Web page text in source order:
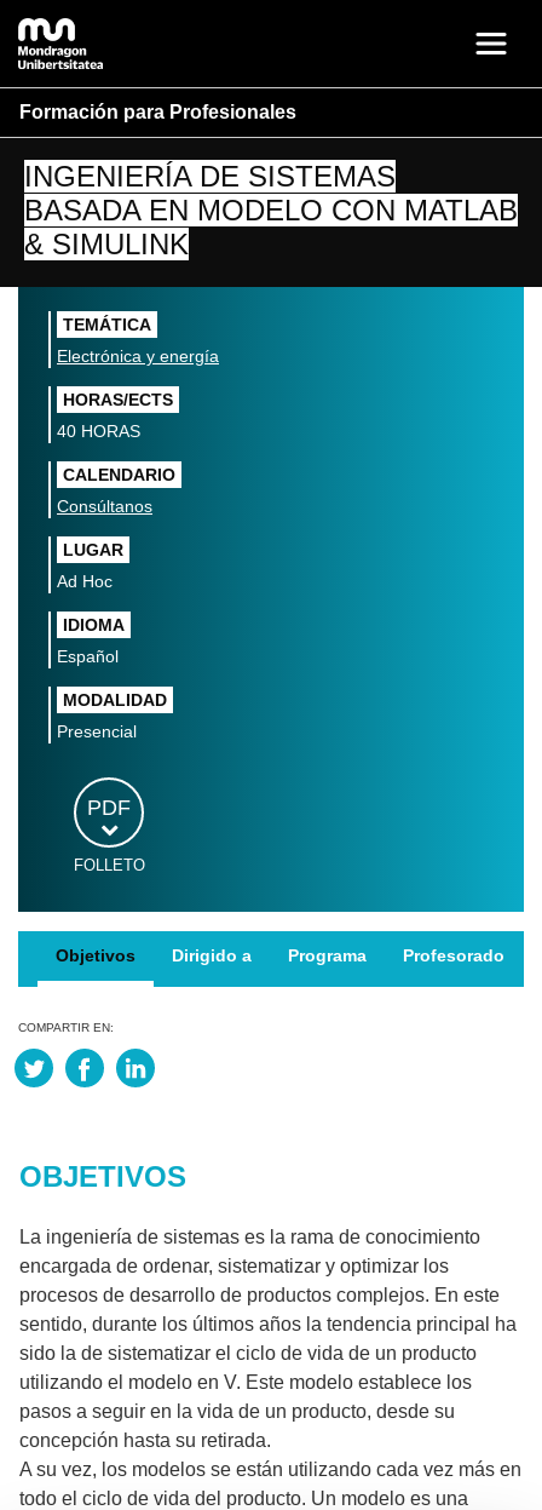
Formación para Profesionales
INGENIERÍA DE SISTEMAS
BASADA EN MODELO CON MATLAB
& SIMULINK
TEMÁTICA
Electrónica y energía
HORAS/ECTS
40 HORAS
CALENDARIO
Consúltanos
LUGAR
Ad Hoc
IDIOMA
Español
MODALIDAD
Presencial
PDF
FOLLETO
Objetivos Dirigido a Programa Profesorado
COMPARTIR EN:
OBJETIVOS
La ingeniería de sistemas es la rama de conocimiento
encargada de ordenar, sistematizar y optimizar los
procesos de desarrollo de productos complejos. En este
sentido, durante los últimos años la tendencia principal ha
sido la de sistematizar el ciclo de vida de un producto
utilizando el modelo en V. Este modelo establece los
pasos a seguir en la vida de un producto, desde su
concepción hasta su retirada.
A su vez, los modelos se están utilizando cada vez más en
todo el ciclo de vida del producto. Un modelo es una